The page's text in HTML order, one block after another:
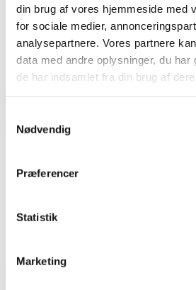
din brug af vores hjemmeside med
for sociale medier,
analysepartnere. Vores partnere
data med andre oplysninger, du har
de har indsamlet fra din brug af
Nødvendig
Præferencer
Statistik
Marketing
Information
Fortrydelsesret
Oversigt